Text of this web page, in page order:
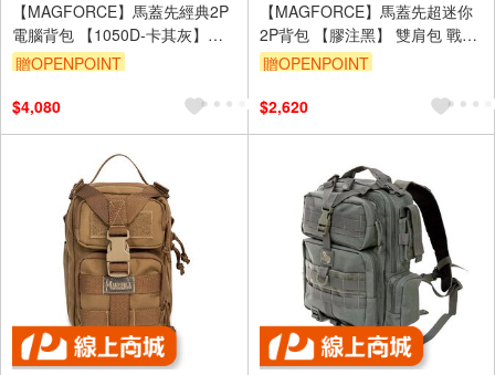
【MAGFORCE】馬蓋先經典2P
電腦背包 【1050D-卡其灰】戰
贈OPENPOINT
$4,080
【MAGFORCE】馬蓋先超迷你
2P背包 【膠注黑】 雙肩包 戰術
背包 小背包 台灣製
贈OPENPOINT
$2,620